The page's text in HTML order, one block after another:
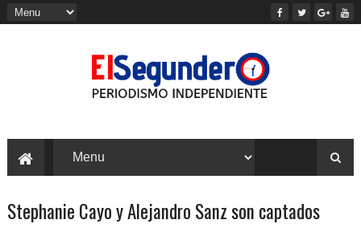
Stephanie Cayo y Alejandro Sanz son captados